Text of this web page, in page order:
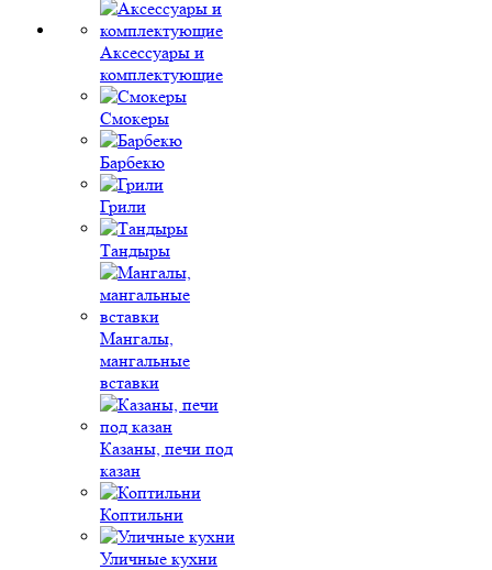
Аксессуары и
комплектующие
Смокеры
Барбекю
Грили
Тандыры
Мангалы,
мангальные
вставки
Казаны, печи под
казан
Коптильни
Уличные кухни